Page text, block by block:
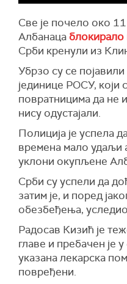
Све је почело око 11
Албанаца блокирало
Срби кренули из
Убрзо су се
јединице РОСУ, који
повратницима да не
нису одустајали.
Полиција је успела
времена мало удаљи
уклони окупљене
Срби су успели да
затим је, и поред
обезбеђења,
Радосав Кизић је
главе и пребачен је
указана лекарска
повређени.